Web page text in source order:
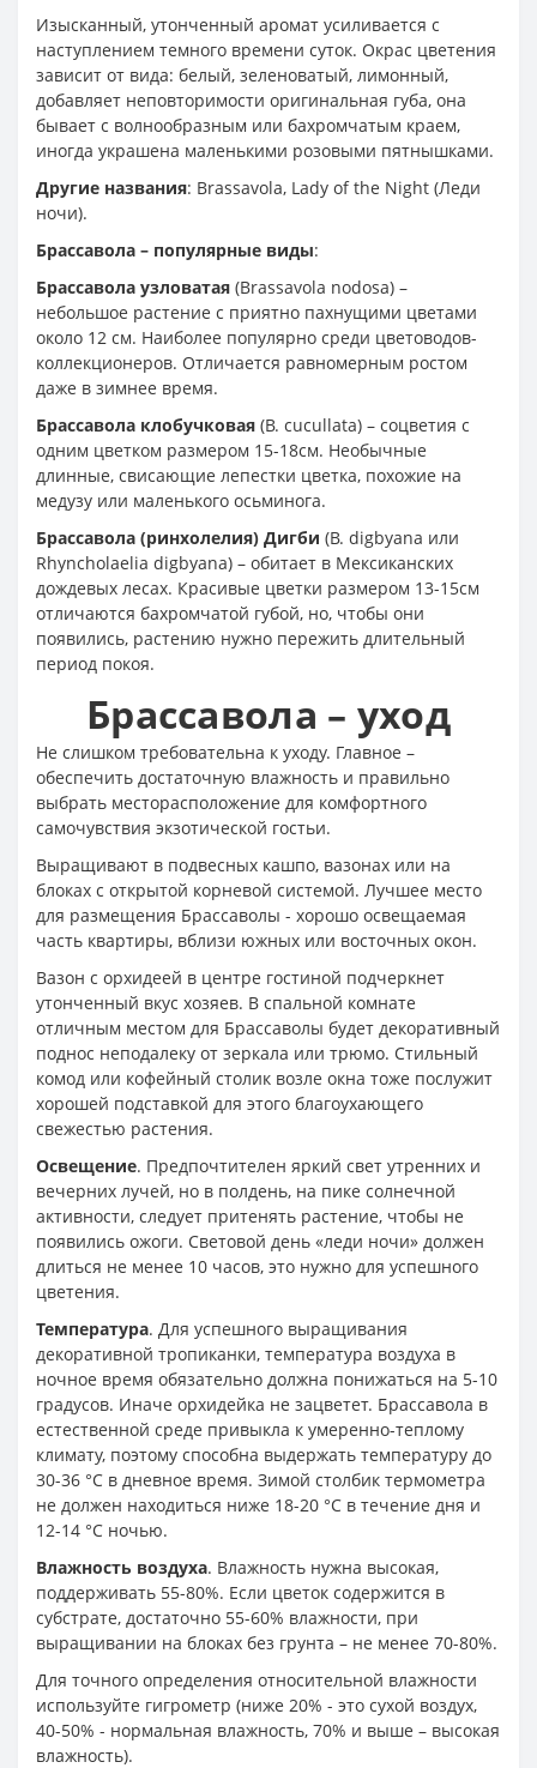
Изысканный, утонченный аромат усиливается с
наступлением темного времени суток. Окрас цветения
зависит от вида: белый, зеленоватый, лимонный,
добавляет неповторимости оригинальная губа, она
бывает с волнообразным или бахромчатым краем,
иногда украшена маленькими розовыми пятнышками.
Другие названия: Brassavola, Lady of the Night (Леди
ночи).
Брассавола – популярные виды:
Брассавола узловатая (Brassavola nodosa) –
небольшое растение с приятно пахнущими цветами
около 12 см. Наиболее популярно среди цветоводов-
коллекционеров. Отличается равномерным ростом
даже в зимнее время.
Брассавола клобучковая (В. cucullata) – соцветия с
одним цветком размером 15-18см. Необычные
длинные, свисающие лепестки цветка, похожие на
медузу или маленького осьминога.
Брассавола (ринхолелия) Дигби (В. digbyana или
Rhyncholaelia digbyana) – обитает в Мексиканских
дождевых лесах. Красивые цветки размером 13-15см
отличаются бахромчатой губой, но, чтобы они
появились, растению нужно пережить длительный
период покоя.
Брассавола – уход
Не слишком требовательна к уходу. Главное –
обеспечить достаточную влажность и правильно
выбрать месторасположение для комфортного
самочувствия экзотической гостьи.
Выращивают в подвесных кашпо, вазонах или на
блоках с открытой корневой системой. Лучшее место
для размещения Брассаволы - хорошо освещаемая
часть квартиры, вблизи южных или восточных окон.
Вазон с орхидеей в центре гостиной подчеркнет
утонченный вкус хозяев. В спальной комнате
отличным местом для Брассаволы будет декоративный
поднос неподалеку от зеркала или трюмо. Стильный
комод или кофейный столик возле окна тоже послужит
хорошей подставкой для этого благоухающего
свежестью растения.
Освещение. Предпочтителен яркий свет утренних и
вечерних лучей, но в полдень, на пике солнечной
активности, следует притенять растение, чтобы не
появились ожоги. Световой день «леди ночи» должен
длиться не менее 10 часов, это нужно для успешного
цветения.
Температура. Для успешного выращивания
декоративной тропиканки, температура воздуха в
ночное время обязательно должна понижаться на 5-10
градусов. Иначе орхидейка не зацветет. Брассавола в
естественной среде привыкла к умеренно-теплому
климату, поэтому способна выдержать температуру до
30-36 °C в дневное время. Зимой столбик термометра
не должен находиться ниже 18-20 °C в течение дня и
12-14 °C ночью.
Влажность воздуха. Влажность нужна высокая,
поддерживать 55-80%. Если цветок содержится в
субстрате, достаточно 55-60% влажности, при
выращивании на блоках без грунта – не менее 70-80%.
Для точного определения относительной влажности
используйте гигрометр (ниже 20% - это сухой воздух,
40-50% - нормальная влажность, 70% и выше – высокая
влажность).